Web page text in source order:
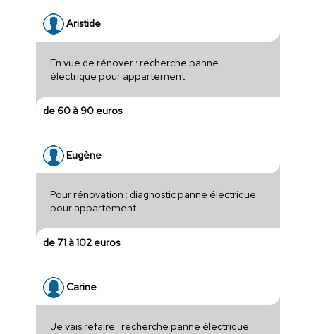
Aristide
En vue de rénover : recherche panne
électrique pour appartement
de 60 à 90 euros
Eugène
Pour rénovation : diagnostic panne électrique
pour appartement
de 71 à 102 euros
Carine
Je vais refaire : recherche panne électrique